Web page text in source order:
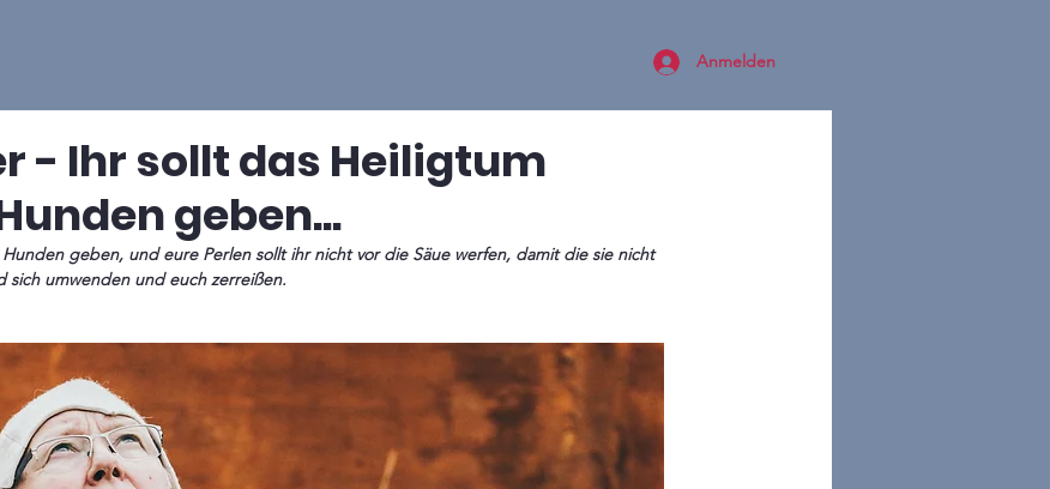
Anmelden
- Ihr sollt das Heiligtum
geben...
geben, und eure Perlen sollt ihr nicht vor die Säue werfen, damit die sie nicht
umwenden und euch zerreißen.